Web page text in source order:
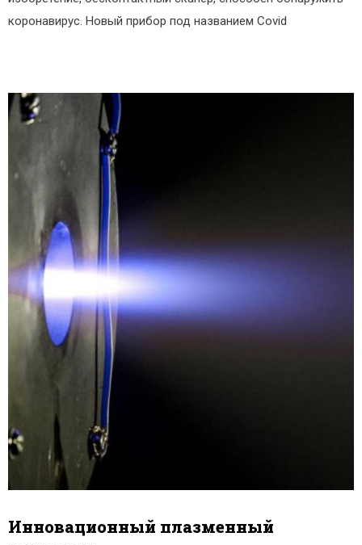
коронавирус. Новый прибор под названием Covid
Инновационный плазменный